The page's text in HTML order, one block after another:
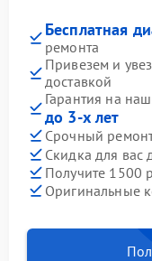
Бесплатная
ремонта
Привезем и
доставкой
Гарантия на
до 3-х лет
Срочный
Скидка для вас
Получите 1500
Оригинальные